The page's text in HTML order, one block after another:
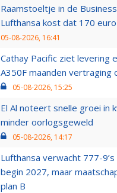
Raamstoeltje in de
Lufthansa kost dat 170
05-08-2026, 16:41
Cathay Pacific ziet levering
A350F maanden vertraging
05-08-2026, 15:25
El Al noteert snelle groei in
minder oorlogsgeweld
05-08-2026, 14:17
Lufthansa verwacht 777-
begin 2027, maar
plan B